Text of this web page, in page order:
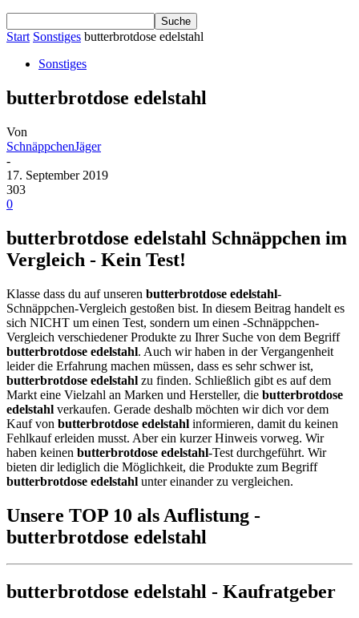
Start Sonstiges butterbrotdose edelstahl
Sonstiges
butterbrotdose edelstahl
Von
SchnäppchenJäger
-
17. September 2019
303
0
butterbrotdose edelstahl Schnäppchen im
Vergleich - Kein Test!
Klasse dass du auf unseren butterbrotdose edelstahl-
Schnäppchen-Vergleich gestoßen bist. In diesem Beitrag handelt es
sich NICHT um einen Test, sondern um einen -Schnäppchen-
Vergleich verschiedener Produkte zu Ihrer Suche von dem Begriff
butterbrotdose edelstahl. Auch wir haben in der Vergangenheit
leider die Erfahrung machen müssen, dass es sehr schwer ist,
butterbrotdose edelstahl zu finden. Schließlich gibt es auf dem
Markt eine Vielzahl an Marken und Hersteller, die butterbrotdose
edelstahl verkaufen. Gerade deshalb möchten wir dich vor dem
Kauf von butterbrotdose edelstahl informieren, damit du keinen
Fehlkauf erleiden musst. Aber ein kurzer Hinweis vorweg. Wir
haben keinen butterbrotdose edelstahl-Test durchgeführt. Wir
bieten dir lediglich die Möglichkeit, die Produkte zum Begriff
butterbrotdose edelstahl unter einander zu vergleichen.
Unsere TOP 10 als Auflistung -
butterbrotdose edelstahl
butterbrotdose edelstahl - Kaufratgeber